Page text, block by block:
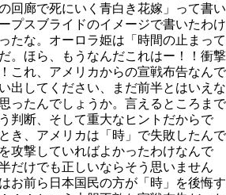
回廊で死にいく青白き花嫁」って書い
プスブライドのイメージで書いたわけ
たな。オーロラ姫は「時間の止まって
。ほら、もうなんだこれはー！！衝撃
これ、アメリカからの宣戦布告なんで
出してください、まだ前半とはいえな
ったんでしょうか。言えるところまで
判断、そして重大なヒントだからで
き、アメリカは「時」で失敗したんで
攻撃していればよかったわけなんで
だけでも正しいならそう思いません
お前ら日本国民の方が「時」を後悔す